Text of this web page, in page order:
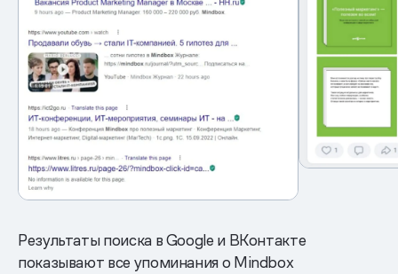
Результаты поиска в Google и ВКонтакте
показывают все упоминания о Mindbox